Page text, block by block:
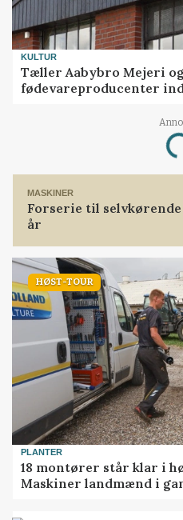
KULTUR
Tæller Aabybro Mejeri og
fødevareproducenter
MASKINER
Forserie til
år
HØST-TOUR
PLANTER
18 montører står klar i
Maskiner landmænd i